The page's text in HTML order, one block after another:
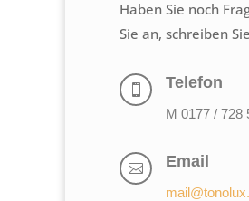
Haben Sie noch
Sie an, schreiben
 Telefon
M 0177 / 728
 Email